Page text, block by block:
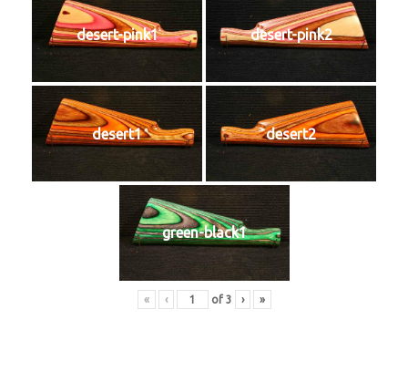
desert-pink1 desert-pink2
desert1 desert2
green-black1
« ‹ of 3 › »